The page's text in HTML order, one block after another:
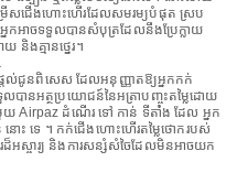
រើសជើងហោះហើរដែលសមរម្យបំផុត ស្រប
នកអាចទទួលបានសំបុត្រដែលនឹងប្រែក្លាយ
និងគ្មានថ្នេរ។
ផ្តល់ជូនពិសេស ដែលអនុញ្ញាតឱ្យអ្នកកក់
បានអត្ថប្រយោជន៍នៃអត្រាបញ្ចុះតម្លៃដោយ
ដំណើរ ទៅ កាន់ ទីតាំង ដែល អ្នក
ោះ ទេ ។ កក់ជើងហោះហើរតម្លៃថោករបស់
អស្ចារ្យ និងការសន្សំសំចៃដែលមិនអាចយក